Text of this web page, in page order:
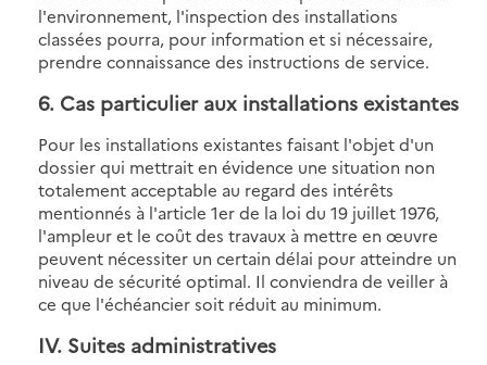
l'environnement, l'inspection des installations
classées pourra, pour information et si nécessaire,
prendre connaissance des instructions de service.
6. Cas particulier aux installations existantes
Pour les installations existantes faisant l'objet d'un
dossier qui mettrait en évidence une situation non
totalement acceptable au regard des intérêts
mentionnés à l'article 1er de la loi du 19 juillet 1976,
l'ampleur et le coût des travaux à mettre en œuvre
peuvent nécessiter un certain délai pour atteindre un
niveau de sécurité optimal. Il conviendra de veiller à
ce que l'échéancier soit réduit au minimum.
IV. Suites administratives